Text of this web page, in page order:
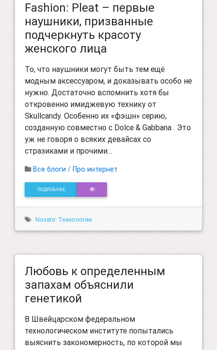
Fashion: Pleat – первые
наушники, призванные
подчеркнуть красоту
женского лица
То, что наушники могут быть тем ещё
модным аксессуаром, и доказывать особо не
нужно. Достаточно вспомнить хотя бы
откровенно имиджевую технику от
Skullcandy. Особенно их «фэшн» серию,
созданную совместно с Dolce & Gabbana . Это
уж не говоря о всяких девайсах со
стразиками и прочими...
Все блоги / Про интернет
ПОДРОБНЕЕ
Novate: Технологии
Любовь к определенным
запахам объяснили
генетикой
В Швейцарском федеральном
технологическом институте попытались
выяснить закономерность, по которой мы